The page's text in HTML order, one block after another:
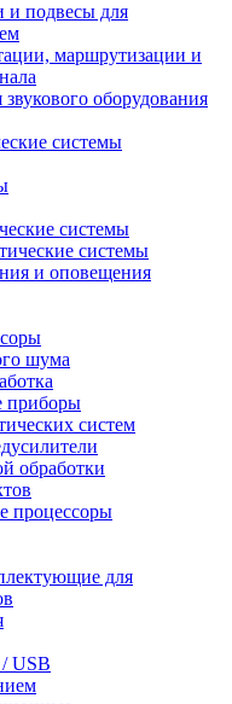
и подвесы для
маршрутизации и
оборудования
системы
системы
системы
и оповещения
шума
приборы
систем
обработки
процессоры
для
USB